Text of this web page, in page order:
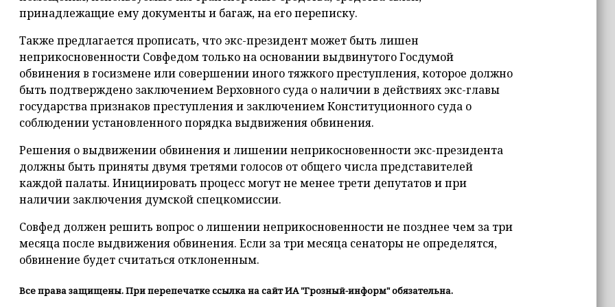
принадлежащие ему документы и багаж, на его переписку.
Также предлагается прописать, что экс-президент может быть лишен
неприкосновенности Совфедом только на основании выдвинутого Госдумой
обвинения в госизмене или совершении иного тяжкого преступления, которое должно
быть подтверждено заключением Верховного суда о наличии в действиях экс-главы
государства признаков преступления и заключением Конституционного суда о
соблюдении установленного порядка выдвижения обвинения.
Решения о выдвижении обвинения и лишении неприкосновенности экс-президента
должны быть приняты двумя третями голосов от общего числа представителей
каждой палаты. Инициировать процесс могут не менее трети депутатов и при
наличии заключения думской спецкомиссии.
Совфед должен решить вопрос о лишении неприкосновенности не позднее чем за три
месяца после выдвижения обвинения. Если за три месяца сенаторы не определятся,
обвинение будет считаться отклоненным.
Все права защищены. При перепечатке ссылка на сайт ИА "Грозный-информ" обязательна.